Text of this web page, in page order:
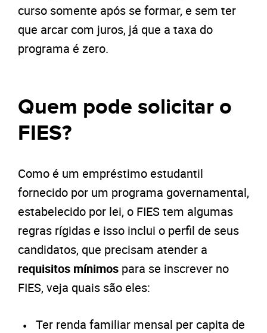
curso somente após se formar, e sem ter
que arcar com juros, já que a taxa do
programa é zero.
Quem pode solicitar o
FIES?
Como é um empréstimo estudantil
fornecido por um programa governamental,
estabelecido por lei, o FIES tem algumas
regras rígidas e isso inclui o perfil de seus
candidatos, que precisam atender a
requisitos mínimos para se inscrever no
FIES, veja quais são eles:
Ter renda familiar mensal per capita de